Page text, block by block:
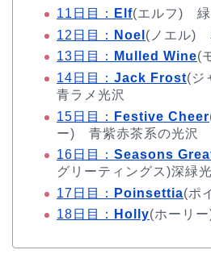
11日目：
Elf(エルフ) 緑
12日目：
Noel (ノエル)
13日目：
Mulled Wine(
14日目： Jack Frost(ジ
青ラメ光沢
15日目：
Festive Cheer
ー) 青紫赤茶系の光沢
16日目： Seasons
グリーティングス)深緑
17日目：
Poinsettia(ポ
18日目：
Holly(ホーリ